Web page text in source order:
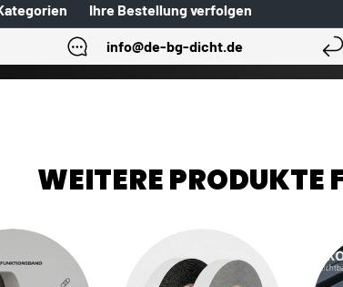
Ihre Bestellung verfolgen
info@de-bg-dicht.de
WEITERE PRODUKTE